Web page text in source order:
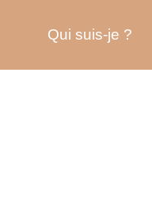
Qui suis-je ?